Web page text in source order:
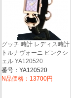
グッチ 時計 レディス時計
トルナヴォーニ ピンクシ
ェル YA120520
番号：YA120520
N品価格：13700円